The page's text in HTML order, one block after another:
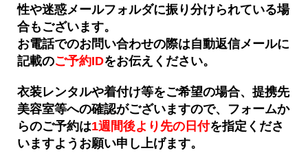
性や迷惑メールフォルダに振り分けられている場
合もございます。
お電話でのお問い合わせの際は自動返信メールに
記載のご予約IDをお伝えください。
衣装レンタルや着付け等をご希望の場合、提携先
美容室等への確認がございますので、フォームか
らのご予約は1週間後より先の日付を指定くださ
いますようお願い申し上げます。